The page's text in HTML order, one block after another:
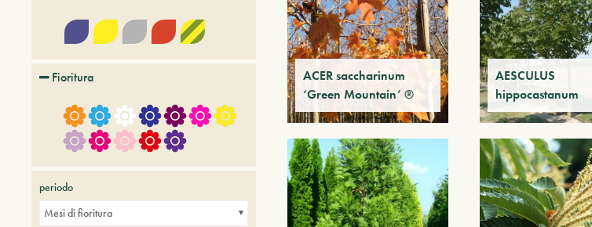
ACER saccharinum
‘Green Mountain’ ®
AESCULUS
hippocastanum
Fioritura
periodo
Mesi di fioritura